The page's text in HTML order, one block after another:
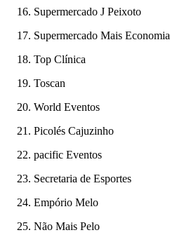
Supermercado J Peixoto
Supermercado Mais Economia
Top Clínica
Toscan
World Eventos
Picolés Cajuzinho
pacific Eventos
Secretaria de Esportes
Empório Melo
Não Mais Pelo